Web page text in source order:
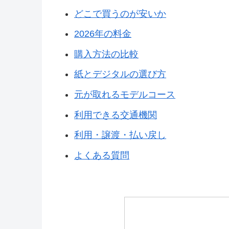
どこで買うのが安いか
2026年の料金
購入方法の比較
紙とデジタルの選び方
元が取れるモデルコース
利用できる交通機関
利用・譲渡・払い戻し
よくある質問